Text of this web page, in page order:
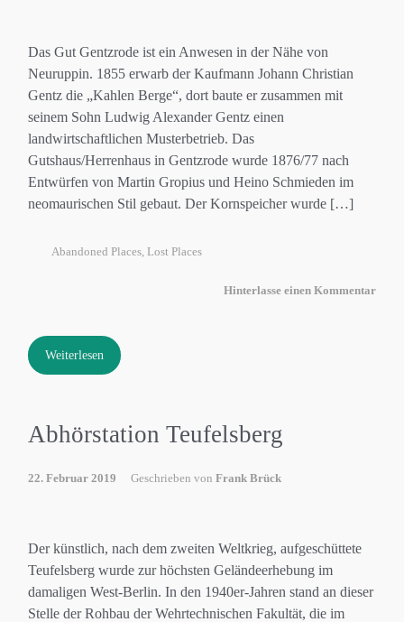
Das Gut Gentzrode ist ein Anwesen in der Nähe von
Neuruppin. 1855 erwarb der Kaufmann Johann Christian
Gentz die „Kahlen Berge“, dort baute er zusammen mit
seinem Sohn Ludwig Alexander Gentz einen
landwirtschaftlichen Musterbetrieb. Das
Gutshaus/Herrenhaus in Gentzrode wurde 1876/77 nach
Entwürfen von Martin Gropius und Heino Schmieden im
neomaurischen Stil gebaut. Der Kornspeicher wurde […]
Abandoned Places, Lost Places
Hinterlasse einen Kommentar
Weiterlesen
Abhörstation Teufelsberg
22. Februar 2019 Geschrieben von Frank Brück
Der künstlich, nach dem zweiten Weltkrieg, aufgeschüttete
Teufelsberg wurde zur höchsten Geländeerhebung im
damaligen West-Berlin. In den 1940er-Jahren stand an dieser
Stelle der Rohbau der Wehrtechnischen Fakultät, die im